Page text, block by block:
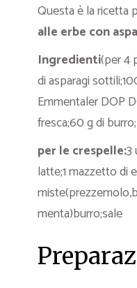
Questa è la ricetta
alle erbe con
Ingredienti(per 4
di asparagi
Emmentaler DOP
fresca;60 g di
per le crespelle:3
latte;1 mazzetto di
menta)burro;sale